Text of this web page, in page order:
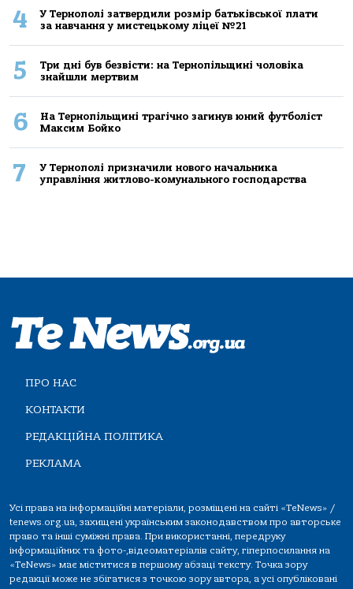
4
У Тернополі затвердили розмір батьківської плати
за навчання у мистецькому ліцеї №21
5
Три дні був безвісти: на Тернопільщині чоловіка
знайшли мертвим
6
На Тернопільщині трагічно загинув юний футболіст
Максим Бойко
7
У Тернополі призначили нового начальника
управління житлово-комунального господарства
ПРО НАС
КОНТАКТИ
РЕДАКЦІЙНА ПОЛІТИКА
РЕКЛАМА
Усі права на інформаційні матеріали, розміщені на сайті «TeNews» /
tenews.org.ua, захищені українським законодавством про авторське
право та інші суміжні права. При використанні, передруку
інформаційних та фото-,відеоматеріалів сайту, гіперпосилання на
«TeNews» має міститися в першому абзаці тексту. Точка зору
редакції може не збігатися з точкою зору автора, а усі опубліковані